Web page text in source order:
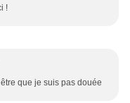
!
que je suis pas douée